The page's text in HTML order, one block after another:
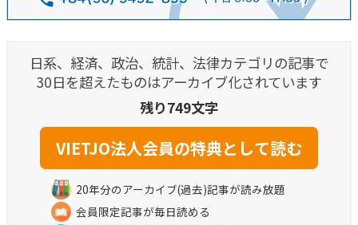
日系、経済、政治、統計、法律カテゴリの記事で
30日を超えたものはアーカイブ化されています
残り749文字
20年分のアーカイブ(過去)記事が読み放題
会員限定記事が毎日読める